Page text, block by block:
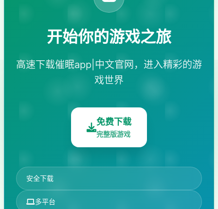
开始你的游戏之旅
高速下载催眠app|中文官网，进入精彩的游
戏世界
免费下载
完整版游戏
安全下载
多平台